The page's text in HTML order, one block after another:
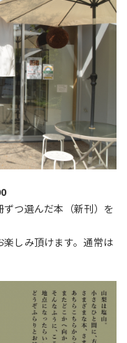
つ選んだ本（新刊）を
しみ頂けます。通常は